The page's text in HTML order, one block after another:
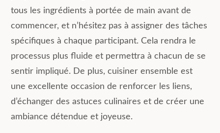
tous les ingrédients à portée de main avant de
commencer, et n’hésitez pas à assigner des tâches
spécifiques à chaque participant. Cela rendra le
processus plus fluide et permettra à chacun de se
sentir impliqué. De plus, cuisiner ensemble est
une excellente occasion de renforcer les liens,
d’échanger des astuces culinaires et de créer une
ambiance détendue et joyeuse.